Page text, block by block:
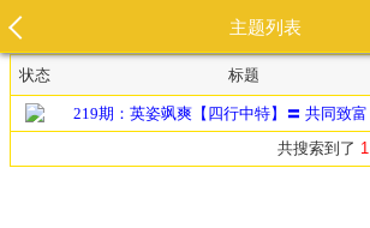
主题列表
状态 标题
219期：英姿飒爽【四行中特】〓 共同致富
共搜索到了 1